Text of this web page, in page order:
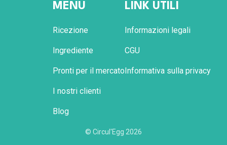
MENU
Ricezione
Ingrediente
Pronti per il mercato
I nostri clienti
Blog
LINK UTILI
Informazioni legali
CGU
Informativa sulla privacy
© Circul'Egg 2026